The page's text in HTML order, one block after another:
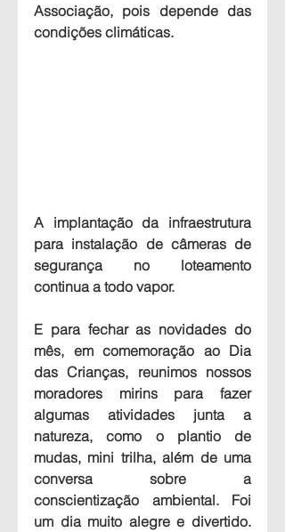
Associação, pois depende das
condições climáticas.
A implantação da infraestrutura
para instalação de câmeras de
segurança no loteamento
continua a todo vapor.
E para fechar as novidades do
mês, em comemoração ao Dia
das Crianças, reunimos nossos
moradores mirins para fazer
algumas atividades junta a
natureza, como o plantio de
mudas, mini trilha, além de uma
conversa sobre a
conscientização ambiental. Foi
um dia muito alegre e divertido.